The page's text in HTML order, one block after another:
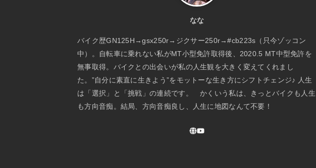
なな
バイク歴GN125H→gsx250r→ジクサー250r→#cb223s（只今ゾッコン
中）。自転車に乗れない私がMT小型免許取得後、2020.5 MT中型免許を
無事取得。バイクとの出会いが私の人生観を大きく変えてくれまし
た。”自分に素直に生きよう”をモットーな生き方にシフトチェンジ♪ 人生
は「選択」と「挑戦」の連続です。 かくいう私は、きっとバイクも人生
も方向音痴。結局、方向音痴良し、人生に地図なんて不要！